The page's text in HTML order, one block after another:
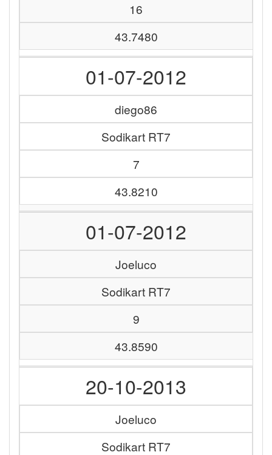
16
43.7480
01-07-2012
diego86
Sodikart RT7
7
43.8210
01-07-2012
Joeluco
Sodikart RT7
9
43.8590
20-10-2013
Joeluco
Sodikart RT7